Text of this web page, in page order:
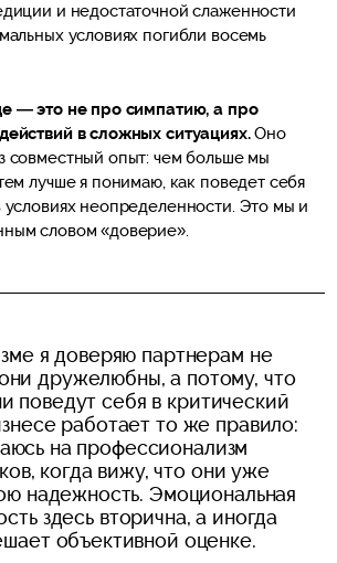
и недостаточной слаженности
условиях погибли восемь
— это не про симпатию, а про
в сложных ситуациях.Оно
совместный опыт: чем больше мы
лучше я понимаю, как поведет себя
условиях неопределенности. Это мы и
словом «доверие».
я доверяю партнерам не
дружелюбны, а потому, что
поведут себя в критический
работает то же правило:
на профессионализм
когда вижу, что они уже
надежность. Эмоциональная
здесь вторична, а иногда
объективной оценке.